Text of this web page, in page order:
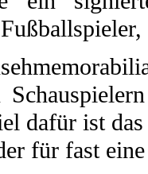
dafür ist
für fast